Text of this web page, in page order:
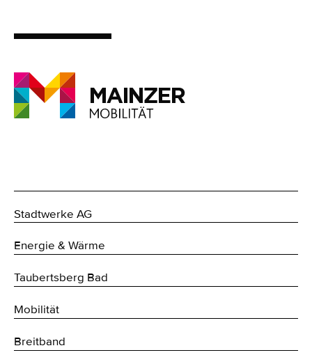
Stadtwerke AG
Energie & Wärme
Taubertsberg Bad
Mobilität
Breitband